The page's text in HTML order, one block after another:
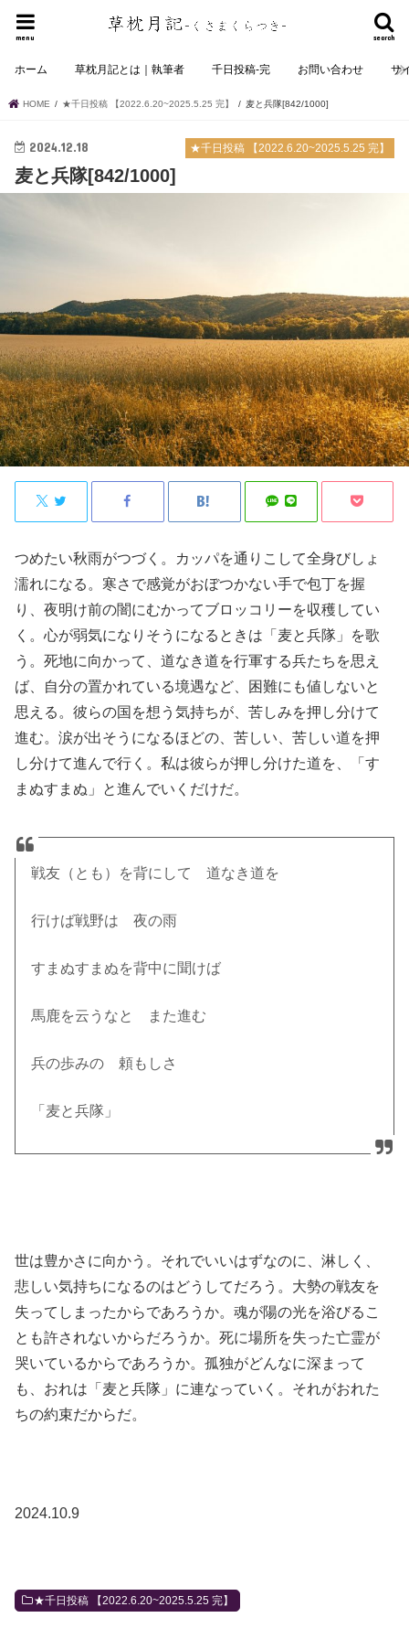
search
menu
ホーム 草枕月記とは｜執筆者 千日投稿-完 お問い合わせ サ
HOME ★千日投稿 【2022.6.20~2025.5.25 完】 麦と兵隊[842/1000]
★千日投稿 【2022.6.20~2025.5.25 完】
2024.12.18
麦と兵隊[842/1000]
つめたい秋雨がつづく。カッパを通りこして全身びしょ
濡れになる。寒さで感覚がおぼつかない手で包丁を握
り、夜明け前の闇にむかってブロッコリーを収穫してい
く。心が弱気になりそうになるときは「麦と兵隊」を歌
う。死地に向かって、道なき道を行軍する兵たちを思え
ば、自分の置かれている境遇など、困難にも値しないと
思える。彼らの国を想う気持ちが、苦しみを押し分けて
進む。涙が出そうになるほどの、苦しい、苦しい道を押
し分けて進んで行く。私は彼らが押し分けた道を、「す
まぬすまぬ」と進んでいくだけだ。
戦友（とも）を背にして 道なき道を
行けば戦野は 夜の雨
すまぬすまぬを背中に聞けば
馬鹿を云うなと また進む
兵の歩みの 頼もしさ
「麦と兵隊」
世は豊かさに向かう。それでいいはずなのに、淋しく、
悲しい気持ちになるのはどうしてだろう。大勢の戦友を
失ってしまったからであろうか。魂が陽の光を浴びるこ
とも許されないからだろうか。死に場所を失った亡霊が
哭いているからであろうか。孤独がどんなに深まって
も、おれは「麦と兵隊」に連なっていく。それがおれた
ちの約束だからだ。
2024.10.9
★千日投稿 【2022.6.20~2025.5.25 完】